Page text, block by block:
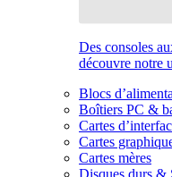
Des consoles
découvre notre
Blocs
Boîtiers PC &
Cartes
Cartes
Cartes mères
Disques durs &